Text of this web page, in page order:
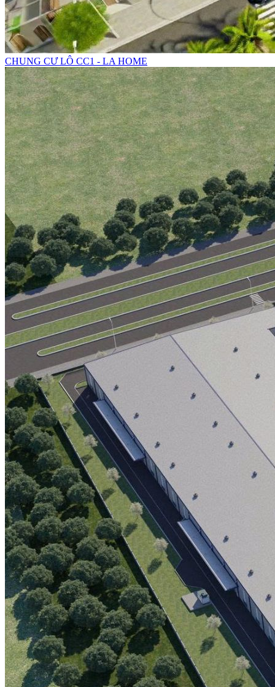
CHUNG CƯ LÔ CC1 - LA HOME